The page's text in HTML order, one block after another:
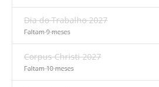
Dia do Trabalho 2027
Faltam 9 meses
Corpus Christi 2027
Faltam 10 meses